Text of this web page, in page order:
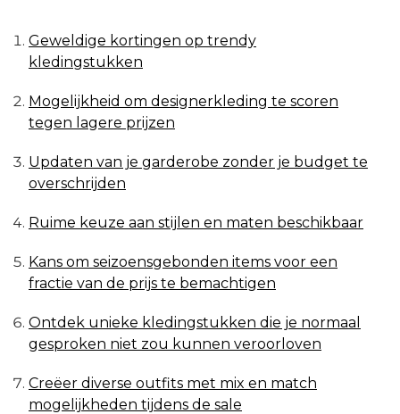
Geweldige kortingen op trendy
kledingstukken
Mogelijkheid om designerkleding te scoren
tegen lagere prijzen
Updaten van je garderobe zonder je budget te
overschrijden
Ruime keuze aan stijlen en maten beschikbaar
Kans om seizoensgebonden items voor een
fractie van de prijs te bemachtigen
Ontdek unieke kledingstukken die je normaal
gesproken niet zou kunnen veroorloven
Creëer diverse outfits met mix en match
mogelijkheden tijdens de sale